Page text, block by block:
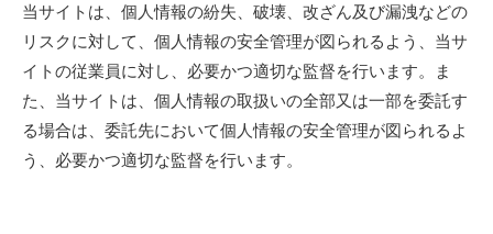
当サイトは、個人情報の紛失、破壊、改ざん及び漏洩などの
リスクに対して、個人情報の安全管理が図られるよう、当サ
イトの従業員に対し、必要かつ適切な監督を行います。ま
た、当サイトは、個人情報の取扱いの全部又は一部を委託す
る場合は、委託先において個人情報の安全管理が図られるよ
う、必要かつ適切な監督を行います。